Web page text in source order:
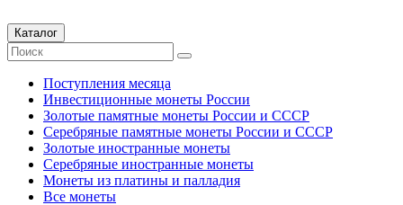
Каталог
Поступления месяца
Инвестиционные монеты России
Золотые памятные монеты России и СССР
Серебряные памятные монеты России и СССР
Золотые иностранные монеты
Серебряные иностранные монеты
Монеты из платины и палладия
Все монеты